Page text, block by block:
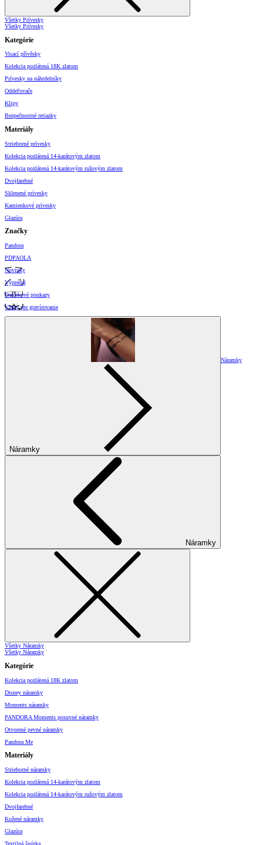
Všetky Prívesky
Všetky Prívesky
Kategórie
Visací přívěsky
Kolekcia pozlátená 18K zlatom
Prívesky na náhrdelníky
Oddeľovače
Klipy
Bezpečnostné retiazky
Materiály
Strieborné prívesky
Kolekcia pozlátená 14-karátovým zlatom
Kolekcia pozlátená 14-karátovým ružovým zlatom
Dvojfarebné
Sklenené prívesky
Kamienkové prívesky
Glazúra
Značky
Pandora
PDPAOLA
Novinky
Výpredaj
Darčekové poukazy
Vzory pre gravírovanie
Náramky
Náramky
Náramky
Všetky Náramky
Všetky Náramky
Kategórie
Kolekcia pozlátená 18K zlatom
Disney náramky
Moments náramky
PANDORA Moments posuvné náramky
Otvorené pevné náramky
Pandora Me
Materiály
Strieborné náramky
Kolekcia pozlátená 14-karátovým zlatom
Kolekcia pozlátená 14-karátovým ružovým zlatom
Dvojfarebné
Kožené náramky
Glazúra
Textilná šnúrka